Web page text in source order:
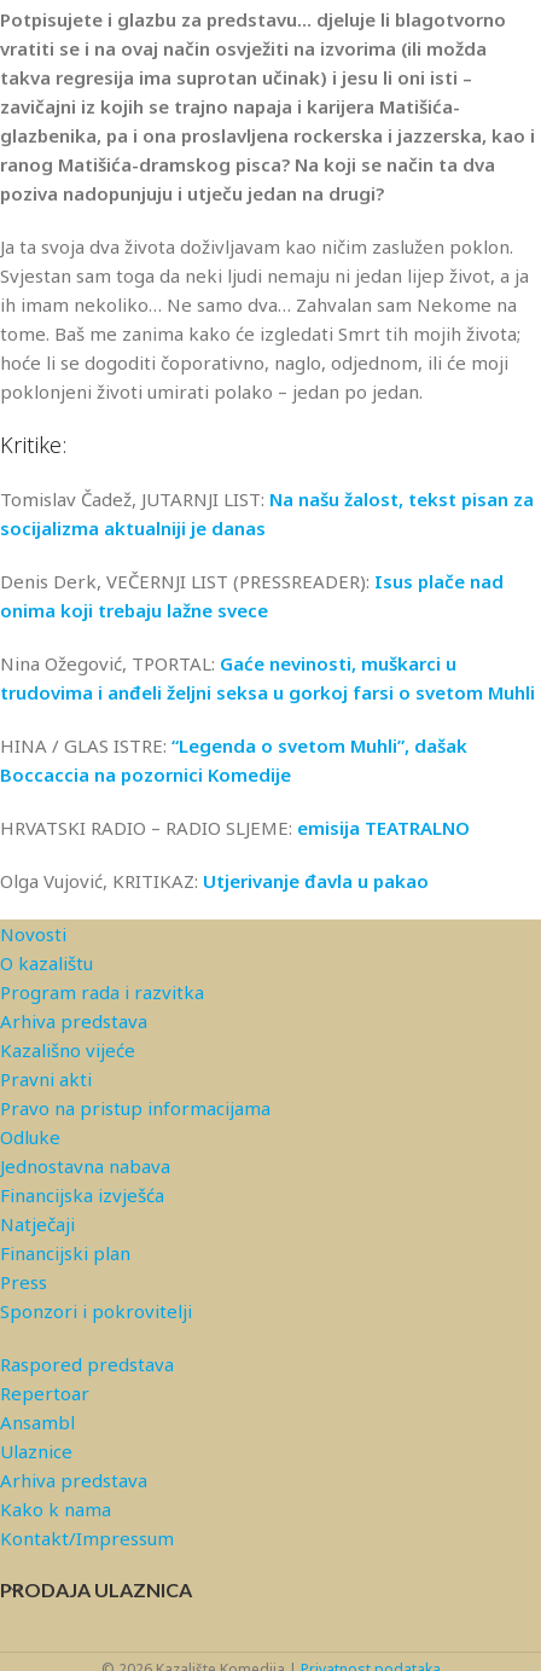
Potpisujete i glazbu za predstavu… djeluje li blagotvorno
vratiti se i na ovaj način osvježiti na izvorima (ili možda
takva regresija ima suprotan učinak) i jesu li oni isti –
zavičajni iz kojih se trajno napaja i karijera Matišića-
glazbenika, pa i ona proslavljena rockerska i jazzerska, kao i
ranog Matišića-dramskog pisca? Na koji se način ta dva
poziva nadopunjuju i utječu jedan na drugi?
Ja ta svoja dva života doživljavam kao ničim zaslužen poklon.
Svjestan sam toga da neki ljudi nemaju ni jedan lijep život, a ja
ih imam nekoliko… Ne samo dva… Zahvalan sam Nekome na
tome. Baš me zanima kako će izgledati Smrt tih mojih života;
hoće li se dogoditi čoporativno, naglo, odjednom, ili će moji
poklonjeni životi umirati polako – jedan po jedan.
Kritike:
Tomislav Čadež, JUTARNJI LIST: Na našu žalost, tekst pisan za
socijalizma aktualniji je danas
Denis Derk, VEČERNJI LIST (PRESSREADER): Isus plače nad
onima koji trebaju lažne svece
Nina Ožegović, TPORTAL: Gaće nevinosti, muškarci u
trudovima i anđeli željni seksa u gorkoj farsi o svetom Muhli
HINA / GLAS ISTRE: “Legenda o svetom Muhli”, dašak
Boccaccia na pozornici Komedije
HRVATSKI RADIO – RADIO SLJEME: emisija TEATRALNO
Olga Vujović, KRITIKAZ: Utjerivanje đavla u pakao
Novosti
O kazalištu
Program rada i razvitka
Arhiva predstava
Kazališno vijeće
Pravni akti
Pravo na pristup informacijama
Odluke
Jednostavna nabava
Financijska izvješća
Natječaji
Financijski plan
Press
Sponzori i pokrovitelji
Raspored predstava
Repertoar
Ansambl
Ulaznice
Arhiva predstava
Kako k nama
Kontakt/Impressum
PRODAJA ULAZNICA